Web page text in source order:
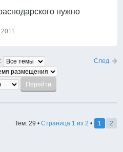
нужно
След.
Тем: 29 • Страница 1 из 2 • 1 2